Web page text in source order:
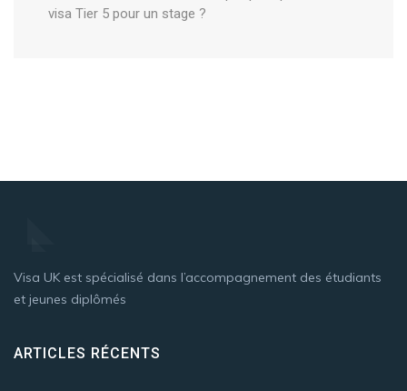
visa Tier 5 pour un stage ?
Visa UK est spécialisé dans l’accompagnement des étudiants
et jeunes diplômés
ARTICLES RÉCENTS